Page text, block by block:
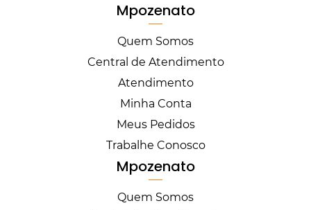
Mpozenato
Quem Somos
Central de Atendimento
Atendimento
Minha Conta
Meus Pedidos
Trabalhe Conosco
Mpozenato
Quem Somos